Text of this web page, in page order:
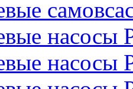
насосы
насосы